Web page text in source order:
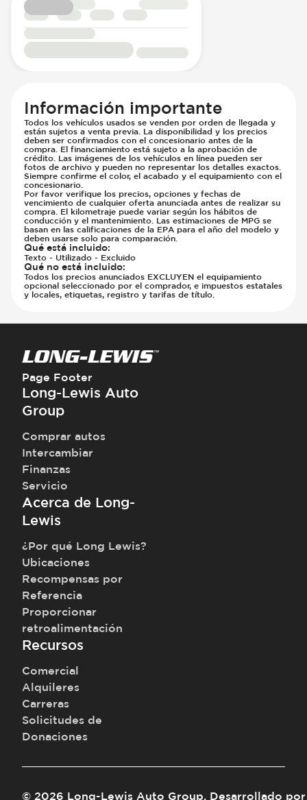
Información importante
Todos los vehículos usados se venden por orden de llegada y
están sujetos a venta previa. La disponibilidad y los precios
deben ser confirmados con el concesionario antes de la
compra. El financiamiento está sujeto a la aprobación de
crédito. Las imágenes de los vehículos en línea pueden ser
fotos de archivo y pueden no representar los detalles exactos.
Siempre confirme el color, el acabado y el equipamiento con el
concesionario.
Por favor verifique los precios, opciones y fechas de
vencimiento de cualquier oferta anunciada antes de realizar su
compra. El kilometraje puede variar según los hábitos de
conducción y el mantenimiento. Las estimaciones de MPG se
basan en las calificaciones de la EPA para el año del modelo y
deben usarse solo para comparación.
Qué está incluido:
Texto - Utilizado - Excluido
Qué no está incluido:
Todos los precios anunciados EXCLUYEN el equipamiento
opcional seleccionado por el comprador, e impuestos estatales
y locales, etiquetas, registro y tarifas de título.
Page Footer
Long-Lewis Auto
Group
Comprar autos
Intercambiar
Finanzas
Servicio
Acerca de Long-
Lewis
¿Por qué Long Lewis?
Ubicaciones
Recompensas por
Referencia
Proporcionar
retroalimentación
Recursos
Comercial
Alquileres
Carreras
Solicitudes de
Donaciones
© 2026 Long-Lewis Auto Group. Desarrollado por